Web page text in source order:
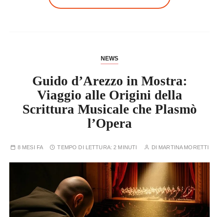
NEWS
Guido d’Arezzo in Mostra:
Viaggio alle Origini della
Scrittura Musicale che Plasmò
l’Opera
8 MESI FA TEMPO DI LETTURA:2 MINUTI DI MARTINA MORETTI